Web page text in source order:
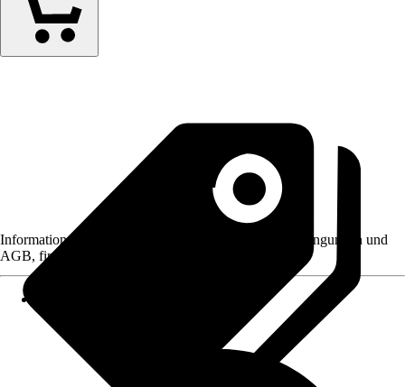
Informationen des Verkäufers, wie z. B. Rückgabebedingungen und
AGB, finden Sie bei Klick auf den Verkäufernamen.